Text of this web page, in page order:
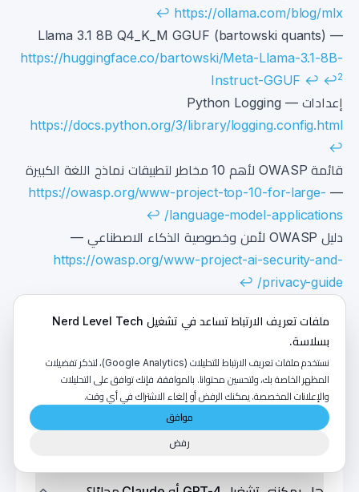
https://ollama.com/blog/mlx
↩
Llama 3.1 8B Q4_K_M GGUF (bartowski quants) —
https://huggingface.co/bartowski/Meta-Llama-3.1-8B-
Instruct-GGUF ↩ ↩2
إعدادات Python Logging —
https://docs.python.org/3/library/logging.config.html
↩
قائمة OWASP لأهم 10 مخاطر لتطبيقات نماذج اللغة الكبيرة
—
https://owasp.org/www-project-top-10-for-large-
language-model-applications/
↩
دليل OWASP لأمن وخصوصية الذكاء الاصطناعي —
https://owasp.org/www-project-ai-security-and-
privacy-guide/
↩
https://spectrum.ieee.org/edge-ai
↩
الأسئلة الشائعة
ملفات تعريف الارتباط تساعد في تشغيل Nerd Level Tech
بسلاسة.
نستخدم ملفات تعريف الارتباط للتحليلات (Google Analytics)، لتذكر تفضيلات
المظهر الخاصة بك، ولتحسين محتوانا. بالموافقة، فإنك توافق على التحليلات
والإعلانات المخصصة. يمكنك الرفض أو إلغاء الاشتراك في أي وقت.
موافق
رفض